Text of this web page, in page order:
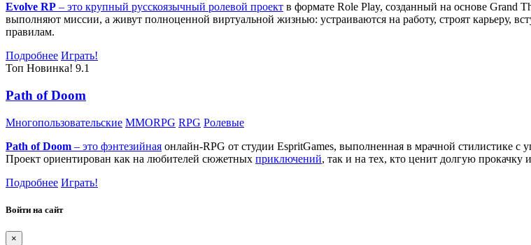
Evolve RP – это крупный русскоязычный ролевой проект в формате Role Play, созданный на основе Grand
выполняют миссии, а живут полноценной виртуальной жизнью: устраиваются на работу, строят карьеру,
правилам.
Подробнее Играть!
Топ Новинка! 9.1
Path of Doom
Многопользовательские MMORPG RPG Ролевые
Path of Doom – это фэнтезийная онлайн-RPG от студии EspritGames, выполненная в мрачной стилистике
Проект ориентирован как на любителей сюжетных приключений, так и на тех, кто ценит долгую прокачку
Подробнее Играть!
Войти на сайт
×